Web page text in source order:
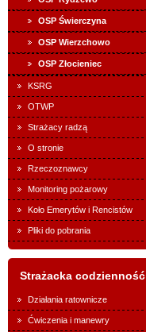
OSP Świerczyna
OSP Wierzchowo
OSP Złocieniec
KSRG
OTWP
Strażacy radzą
O stronie
Rzeczoznawcy
Monitoring pożarowy
Koło Emerytów i Rencistów
Pliki do pobrania
Strażacka codzienność
Działania ratownicze
Ćwiczenia i manewry